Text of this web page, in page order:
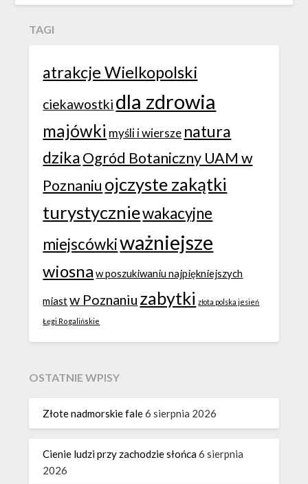
TAGI
atrakcje Wielkopolski
ciekawostki dla zdrowia
majówki myśli i wiersze natura
dzikaOgród Botaniczny UAM w
Poznaniu ojczyste zakątki
turystyczniewakacyjne
miejscówkiważniejsze
wiosna w poszukiwaniu najpiękniejszych
miastw Poznaniu zabytki złota polska jesień
Łęgi Rogalińskie
OSTATNIE WPISY
Złote nadmorskie fale6 sierpnia 2026
Cienie ludzi przy zachodzie słońca6 sierpnia
2026